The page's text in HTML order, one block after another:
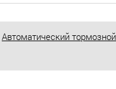
Автоматический